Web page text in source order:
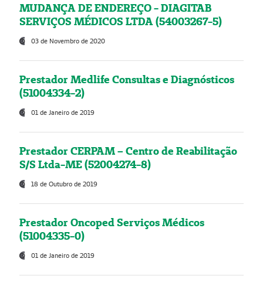
MUDANÇA DE ENDEREÇO - DIAGITAB
SERVIÇOS MÉDICOS LTDA (54003267-5)
03 de Novembro de 2020
Prestador Medlife Consultas e Diagnósticos
(51004334-2)
01 de Janeiro de 2019
Prestador CERPAM – Centro de Reabilitação
S/S Ltda-ME (52004274-8)
18 de Outubro de 2019
Prestador Oncoped Serviços Médicos
(51004335-0)
01 de Janeiro de 2019